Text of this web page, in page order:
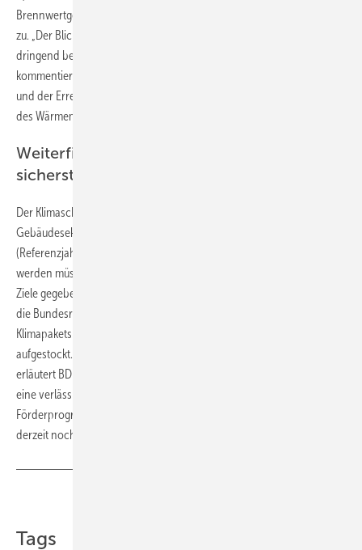
Brennwertgeräte in Kombination mit einer solarthermischen Anlage
zu. „Der Blick auf den Anlagenbestand macht deutlich, dass die
dringend benötigte Wärmewende noch in weiter Ferne liegt“,
kommentiert BDH-Präsident Uwe Glock. „Im Sinne des Klimaschutzes
und der Erreichung der Klimaziele müssen die enormen Potenziale
des Wärmemarktes beschleunigt gehoben werden.“
Weiterfinanzierung der Förderung
sicherstellen
Der Klimaschutzplan der Bundesregierung sieht vor, dass im
Gebäudesektor die Treibhausgasemissionen von 119 Mio. Tonnen
(Referenzjahr 2014) bis zum Jahr 2030 auf 72 Mio. Tonnen reduziert
werden müssen. Im Rahmen des Green Deal der EU werden diese
Ziele gegebenenfalls weiter verschärft. Vor diesem Hintergrund hat
die Bundesregierung zu Beginn des Jahres im Rahmen des
Klimapakets die Förderung für effiziente Heizsysteme vereinfacht und
aufgestockt. „Die neue Förderung zeigt erste positive Markteffekte“,
erläutert BDH-Hauptgeschäftsführer Andreas Lücke. „Wir brauchen
eine verlässliche Ausfinanzierung der beschlossenen
Förderprogramme von KfW und BAFA. Ein Förderstopp würde den
derzeit noch positiven Marktverlauf abrupt unterbrechen“.
Tags